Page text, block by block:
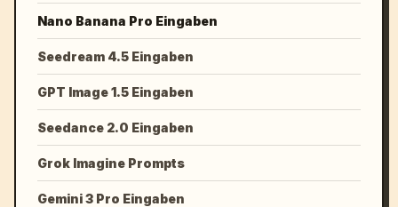
Nano Banana Pro Eingaben
Seedream 4.5 Eingaben
GPT Image 1.5 Eingaben
Seedance 2.0 Eingaben
Grok Imagine Prompts
Gemini 3 Pro Eingaben